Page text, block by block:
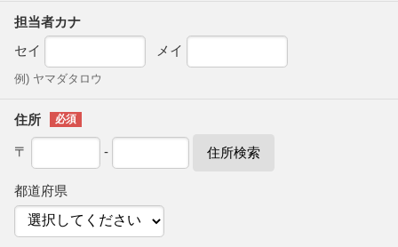
担当者カナ
セイ
メイ
例) ヤマダタロウ
住所
〒 - 住所検索
都道府県